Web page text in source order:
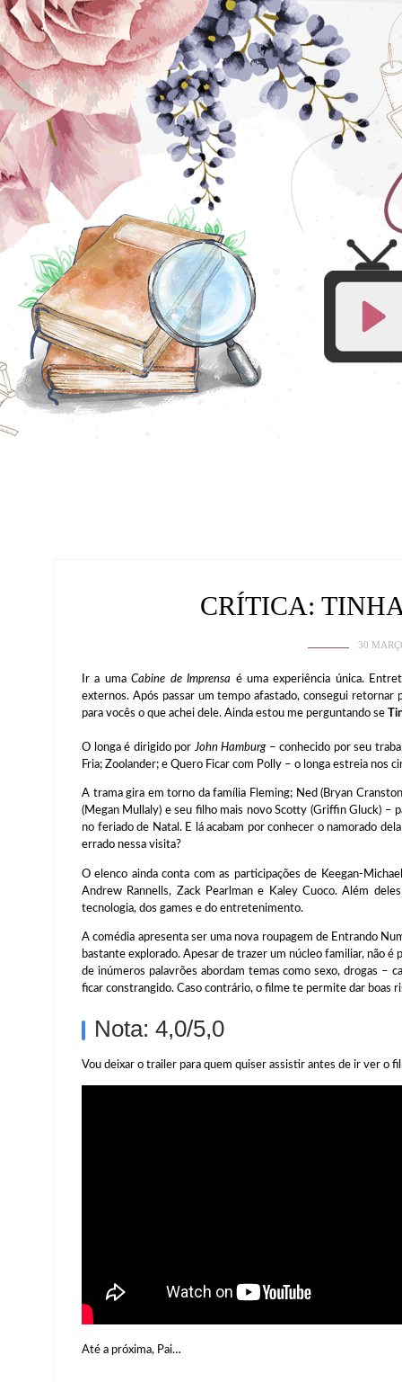
CRÍTICA:
30
Ir a umaCabine de Imprensa é uma experiência única.
externos. Após passar um tempo afastado, consegui retornar
para vocês o que achei dele. Ainda estou me perguntando se
O longa é dirigido porJohn Hamburg– conhecido por seu
Fria; Zoolander; e Quero Ficar com Polly – o longa estreia nos
A trama gira em torno da família Fleming; Ned (Bryan
(Megan Mullaly) e seu filho mais novo Scotty (Griffin Gluck) –
no feriado de Natal. E lá acabam por conhecer o namorado
errado nessa visita?
O elenco ainda conta com as participações de Keegan-
Andrew Rannells, Zack Pearlman e Kaley Cuoco. Além
tecnologia, dos games e do entretenimento.
A comédia apresenta ser uma nova roupagem de Entrando
bastante explorado. Apesar de trazer um núcleo familiar, não é
de inúmeros palavrões abordam temas como sexo, drogas –
ficar constrangido. Caso contrário, o filme te permite dar boas
Nota: 4,0/5,0
Vou deixar o trailer para quem quiser assistir antes de ir ver o
Até a próxima, Pai…